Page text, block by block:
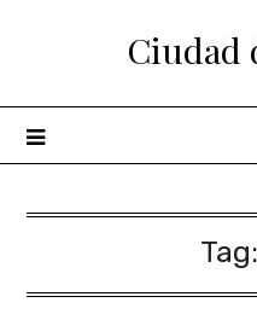
Ciudad
Tag: